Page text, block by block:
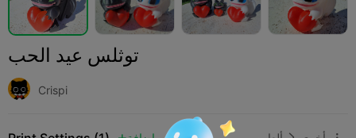
توثلس عيد الحب
Crispi